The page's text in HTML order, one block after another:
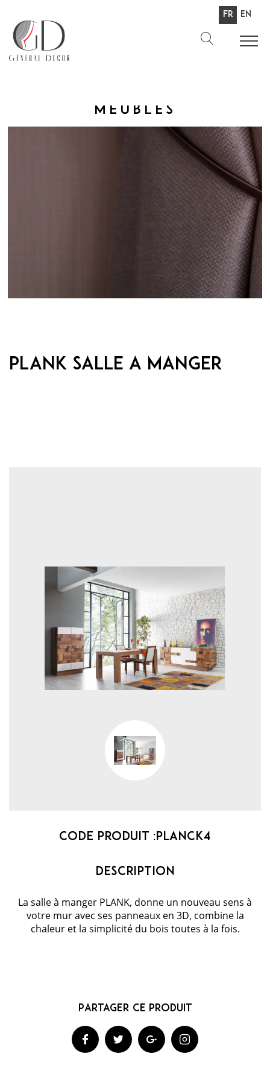
Fr En
Meubles
PLANK salle a manger
Code Produit :planck4
La salle à manger PLANK, donne un nouveau sens à
votre mur avec ses panneaux en 3D, combine la
chaleur et la simplicité du bois toutes à la fois.